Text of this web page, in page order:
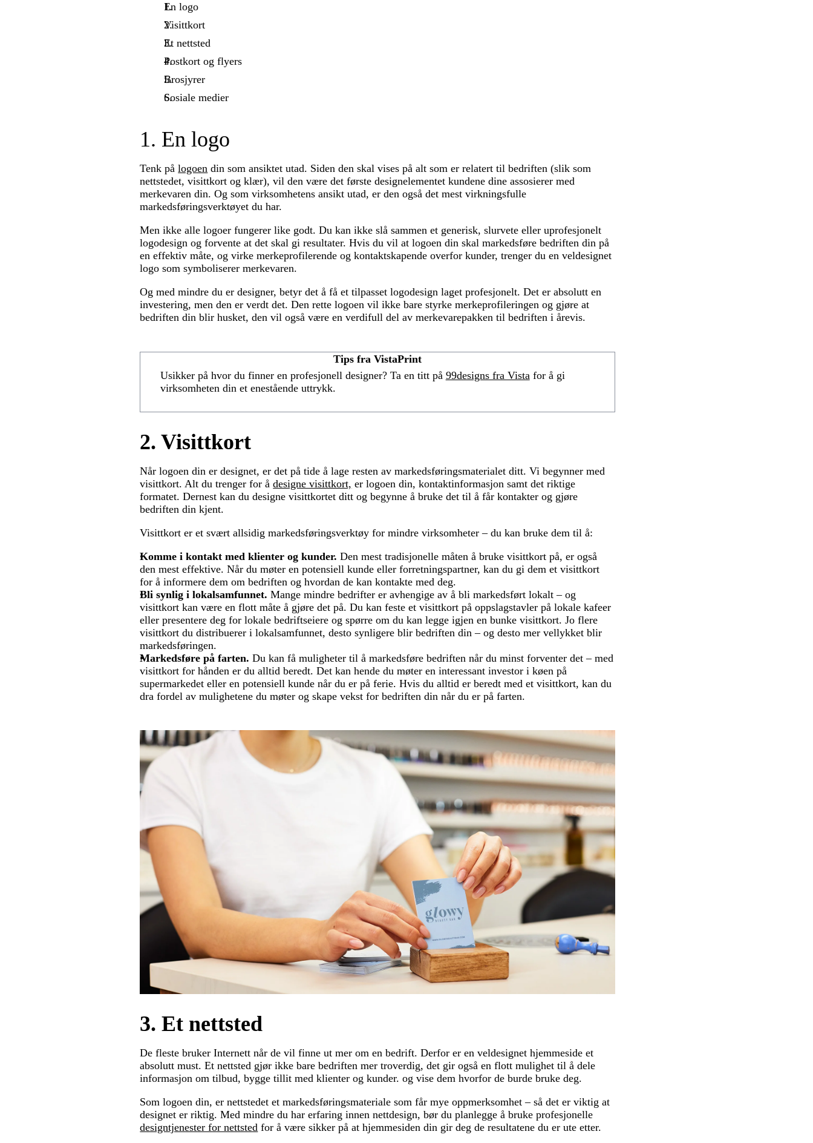
En logo
Visittkort
Et nettsted
Postkort og flyers
Brosjyrer
Sosiale medier
1. En logo
Tenk pålogoen din som ansiktet utad. Siden den skal vises på alt som er relatert til bedriften (slik som
nettstedet, visittkort og klær), vil den være det første designelementet kundene dine assosierer med
merkevaren din. Og som virksomhetens ansikt utad, er den også det mest virkningsfulle
markedsføringsverktøyet du har.
Men ikke alle logoer fungerer like godt. Du kan ikke slå sammen et generisk, slurvete eller uprofesjonelt
logodesign og forvente at det skal gi resultater. Hvis du vil at logoen din skal markedsføre bedriften din på
en effektiv måte, og virke merkeprofilerende og kontaktskapende overfor kunder, trenger du en veldesignet
logo som symboliserer merkevaren.
Og med mindre du er designer, betyr det å få et tilpasset logodesign laget profesjonelt. Det er absolutt en
investering, men den er verdt det. Den rette logoen vil ikke bare styrke merkeprofileringen og gjøre at
bedriften din blir husket, den vil også være en verdifull del av merkevarepakken til bedriften i årevis.
Tips fra VistaPrint
Usikker på hvor du finner en profesjonell designer? Ta en titt på 99designs fra Vistafor å gi
virksomheten din et enestående uttrykk.
2. Visittkort
Når logoen din er designet, er det på tide å lage resten av markedsføringsmaterialet ditt. Vi begynner med
visittkort. Alt du trenger for ådesigne visittkort, er logoen din, kontaktinformasjon samt det riktige
formatet. Dernest kan du designe visittkortet ditt og begynne å bruke det til å får kontakter og gjøre
bedriften din kjent.
Visittkort er et svært allsidig markedsføringsverktøy for mindre virksomheter – du kan bruke dem til å:
Komme i kontakt med klienter og kunder. Den mest tradisjonelle måten å bruke visittkort på, er også
den mest effektive. Når du møter en potensiell kunde eller forretningspartner, kan du gi dem et visittkort
for å informere dem om bedriften og hvordan de kan kontakte med deg.
Bli synlig i lokalsamfunnet. Mange mindre bedrifter er avhengige av å bli markedsført lokalt – og
visittkort kan være en flott måte å gjøre det på. Du kan feste et visittkort på oppslagstavler på lokale kafeer
eller presentere deg for lokale bedriftseiere og spørre om du kan legge igjen en bunke visittkort. Jo flere
visittkort du distribuerer i lokalsamfunnet, desto synligere blir bedriften din – og desto mer vellykket blir
markedsføringen.
Markedsføre på farten. Du kan få muligheter til å markedsføre bedriften når du minst forventer det – med
visittkort for hånden er du alltid beredt. Det kan hende du møter en interessant investor i køen på
supermarkedet eller en potensiell kunde når du er på ferie. Hvis du alltid er beredt med et visittkort, kan du
dra fordel av mulighetene du møter og skape vekst for bedriften din når du er på farten.
3. Et nettsted
De fleste bruker Internett når de vil finne ut mer om en bedrift. Derfor er en veldesignet hjemmeside et
absolutt must. Et nettsted gjør ikke bare bedriften mer troverdig, det gir også en flott mulighet til å dele
informasjon om tilbud, bygge tillit med klienter og kunder. og vise dem hvorfor de burde bruke deg.
Som logoen din, er nettstedet et markedsføringsmateriale som får mye oppmerksomhet – så det er viktig at
designet er riktig. Med mindre du har erfaring innen nettdesign, bør du planlegge å bruke profesjonelle
designtjenester for nettsted for å være sikker på at hjemmesiden din gir deg de resultatene du er ute etter.